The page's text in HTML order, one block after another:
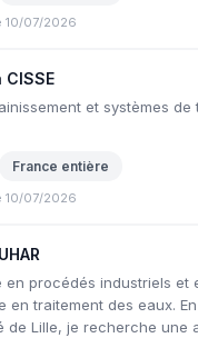
10/07/2026
CISSE
et systèmes de
France entière
10/07/2026
en procédés industriels et
en traitement des eaux.
de Lille, je recherche une